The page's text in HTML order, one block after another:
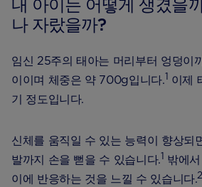
내 아이는 어떻게 생겼을
나 자랐을까?
임신 25주의 태아는 머리부터 엉덩이
이이며 체중은 약 700g입니다.1 이제
기 정도입니다.
신체를 움직일 수 있는 능력이 향상되
발까지 손을 뻗을 수 있습니다.1 밖에
이에 반응하는 것을 느낄 수 있습니다.2